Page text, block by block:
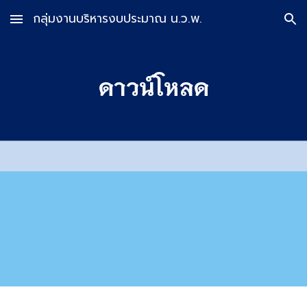
Skip to main content Skip to navigation
กลุ่มงานบริหารงบประมาณ น.ว.พ.
ดาวน์โหลด